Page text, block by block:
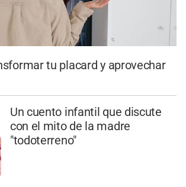
tu placard y aprovechar
Un cuento infantil que discute
con el mito de la madre
"todoterreno"